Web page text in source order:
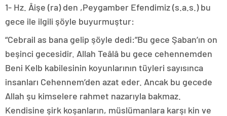
1- Hz. Âişe (ra) den ,Peygamber Efendimiz (s.a.s.) bu
gece ile ilgili şöyle buyurmuştur:
“Cebrail as bana gelip şöyle dedi:”Bu gece Şaban’ın on
beşinci gecesidir. Allah Teâlâ bu gece cehennemden
Beni Kelb kabilesinin koyunlarının tüyleri sayısınca
insanları Cehennem’den azat eder. Ancak bu gecede
Allah şu kimselere rahmet nazarıyla bakmaz.
Kendisine şirk koşanların, müslümanlara karşı kin ve